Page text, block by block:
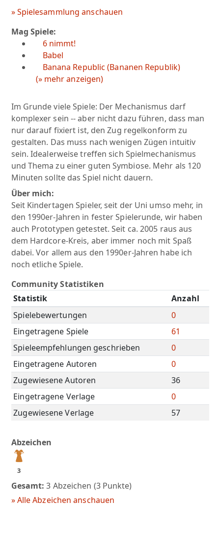
» Spielesammlung anschauen
Mag Spiele:
6 nimmt!
Babel
Banana Republic (Bananen Republik)
(» mehr anzeigen)
Im Grunde viele Spiele: Der Mechanismus darf
komplexer sein -- aber nicht dazu führen, dass man
nur darauf fixiert ist, den Zug regelkonform zu
gestalten. Das muss nach wenigen Zügen intuitiv
sein. Idealerweise treffen sich Spielmechanismus
und Thema zu einer guten Symbiose. Mehr als 120
Minuten sollte das Spiel nicht dauern.
Über mich:
Seit Kindertagen Spieler, seit der Uni umso mehr, in
den 1990er-Jahren in fester Spielerunde, wir haben
auch Prototypen getestet. Seit ca. 2005 raus aus
dem Hardcore-Kreis, aber immer noch mit Spaß
dabei. Vor allem aus den 1990er-Jahren habe ich
noch etliche Spiele.
Community Statistiken
Statistik
Anzahl
Spielebewertungen
0
Eingetragene Spiele
61
Spieleempfehlungen geschrieben
0
Eingetragene Autoren
0
Zugewiesene Autoren
36
Eingetragene Verlage
0
Zugewiesene Verlage
57
Abzeichen
3
Gesamt: 3 Abzeichen (3 Punkte)
» Alle Abzeichen anschauen